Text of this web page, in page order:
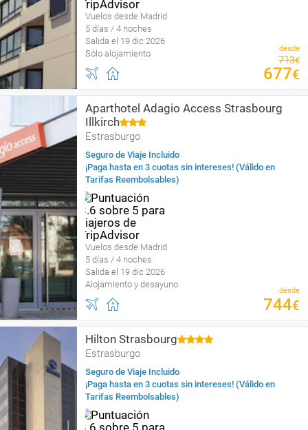
Vuelos desde Madrid
5 días / 4 noches
Salida el 19 dic 2026
Sólo alojamiento
desde
713€
677€
Aparthotel Adagio Access Strasbourg
Illkirch
Estrasburgo
Seguro de Viaje Incluido
¡Paga hasta en 3 cuotas sin intereses! (Válido en
Tarifas Reembolsables)
Vuelos desde Madrid
5 días / 4 noches
Salida el 19 dic 2026
Alojamiento y desayuno
desde
744€
Hilton Strasbourg
Estrasburgo
Seguro de Viaje Incluido
¡Paga hasta en 3 cuotas sin intereses! (Válido en
Tarifas Reembolsables)